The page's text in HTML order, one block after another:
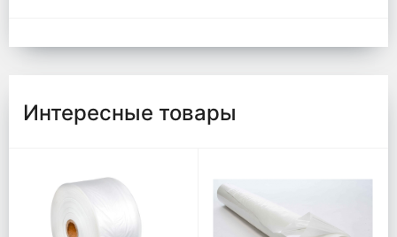
Интересные товары